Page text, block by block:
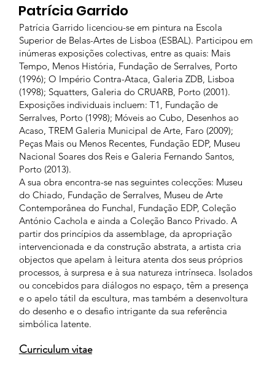
Patrícia Garrido
Patrícia Garrido licenciou-se em pintura na Escola
Superior de Belas-Artes de Lisboa (ESBAL). Participou em
inúmeras exposições colectivas, entre as quais: Mais
Tempo, Menos História, Fundação de Serralves, Porto
(1996); O Império Contra-Ataca, Galeria ZDB, Lisboa
(1998); Squatters, Galeria do CRUARB, Porto (2001).
Exposições individuais incluem: T1, Fundação de
Serralves, Porto (1998); Móveis ao Cubo, Desenhos ao
Acaso, TREM Galeria Municipal de Arte, Faro (2009);
Peças Mais ou Menos Recentes, Fundação EDP, Museu
Nacional Soares dos Reis e Galeria Fernando Santos,
Porto (2013).
A sua obra encontra-se nas seguintes colecções: Museu
do Chiado, Fundação de Serralves, Museu de Arte
Contemporânea do Funchal, Fundação EDP, Coleção
António Cachola e ainda a Coleção Banco Privado. A
partir dos princípios da assemblage, da apropriação
intervencionada e da construção abstrata, a artista cria
objectos que apelam à leitura atenta dos seus próprios
processos, à surpresa e à sua natureza intrínseca. Isolados
ou concebidos para diálogos no espaço, têm a presença
e o apelo tátil da escultura, mas também a desenvoltura
do desenho e o desafio intrigante da sua referência
simbólica latente.
Curriculum vitae